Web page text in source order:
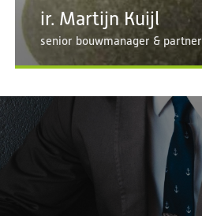
ir. Martijn Kuijl
senior bouwmanager & partner